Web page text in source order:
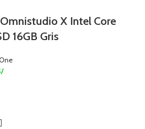
X Intel Core
16GB Gris